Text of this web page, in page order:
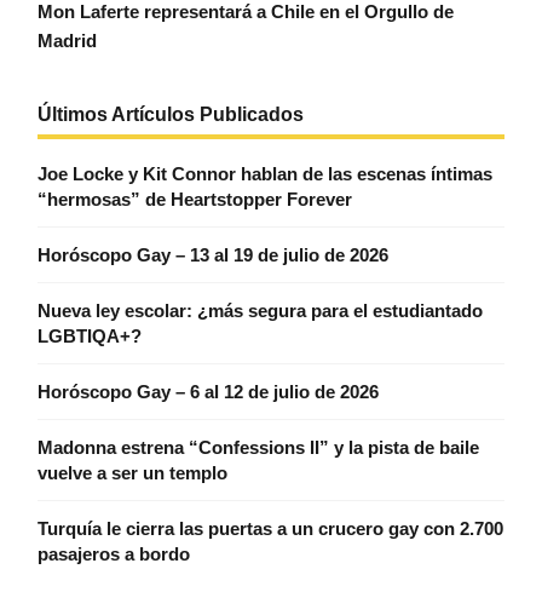
Mon Laferte representará a Chile en el Orgullo de
Madrid
Últimos Artículos Publicados
Joe Locke y Kit Connor hablan de las escenas íntimas
“hermosas” de Heartstopper Forever
Horóscopo Gay – 13 al 19 de julio de 2026
Nueva ley escolar: ¿más segura para el estudiantado
LGBTIQA+?
Horóscopo Gay – 6 al 12 de julio de 2026
Madonna estrena “Confessions II” y la pista de baile
vuelve a ser un templo
Turquía le cierra las puertas a un crucero gay con 2.700
pasajeros a bordo